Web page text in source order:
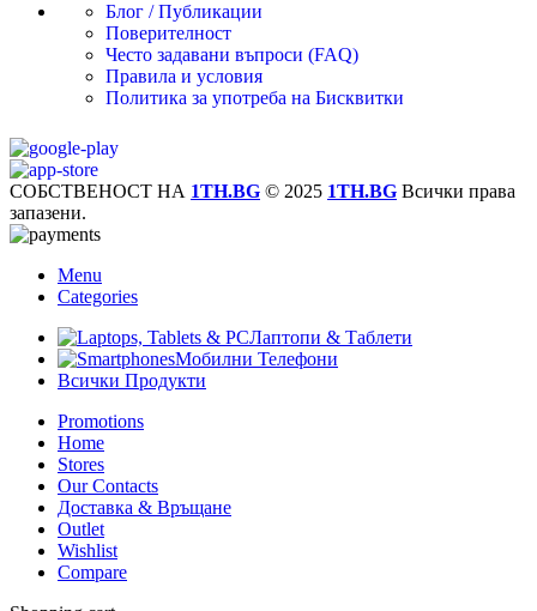
Блог / Публикации
Поверителност
Често задавани въпроси (FAQ)
Правила и условия
Политика за употреба на Бисквитки
СОБСТВЕНОСТ НА 1TH.BG © 2025 1TH.BG Всички права
запазени.
Menu
Categories
Лаптопи & Таблети
Мобилни Телефони
Всички Продукти
Promotions
Home
Stores
Our Contacts
Доставка & Връщане
Outlet
Wishlist
Compare